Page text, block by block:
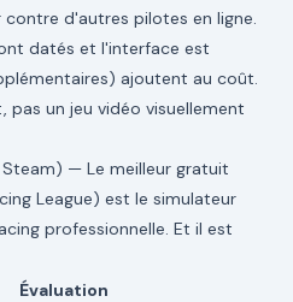
d'autres pilotes en ligne.
datés et l'interface est
ajoutent au coût.
un jeu vidéo visuellement
— Le meilleur gratuit
League) est le simulateur
professionnelle. Et il est
Évaluation